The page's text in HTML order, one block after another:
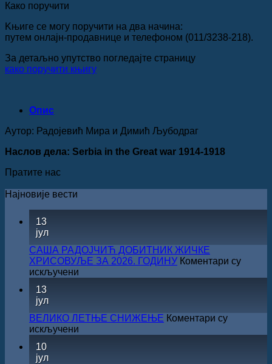
Како поручити
Kњиге се могу поручити на два начина:
путем онлајн-продавнице и телефоном (011/3238-218).
За детаљно упутство погледајте страницу
како поручити књигу
Опис
Аутор: Радојевић Мира и Димић Љубодраг
Наслов дела: Serbia in the Great war 1914-1918
Пратите нас
Најновије вести
13
јул
САША РАДОЈЧИЋ ДОБИТНИК ЖИЧКЕ
ХРИСОВУЉЕ ЗА 2026. ГОДИНУ Коментари су
искључени
ЖИЧКЕ
ХРИСОВУЉЕ
ЗА
13
јул
ВЕЛИКО ЛЕТЊЕ СНИЖЕЊЕ Коментари су
искључени
10
јул